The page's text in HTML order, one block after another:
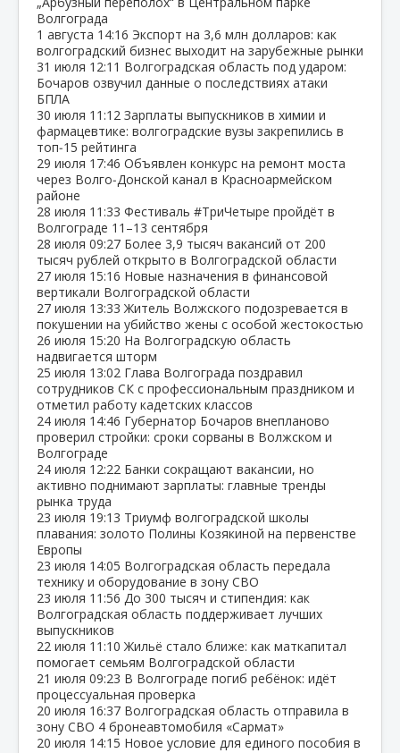
Волгограда
1 августа 14:16 Экспорт на 3,6 млн долларов: как
волгоградский бизнес выходит на зарубежные рынки
31 июля 12:11 Волгоградская область под ударом:
Бочаров озвучил данные о последствиях атаки
БПЛА
30 июля 11:12 Зарплаты выпускников в химии и
фармацевтике: волгоградские вузы закрепились в
топ‑15 рейтинга
29 июля 17:46 Объявлен конкурс на ремонт моста
через Волго‑Донской канал в Красноармейском
районе
28 июля 11:33 Фестиваль #ТриЧетыре пройдёт в
Волгограде 11–13 сентября
28 июля 09:27 Более 3,9 тысяч вакансий от 200
тысяч рублей открыто в Волгоградской области
27 июля 15:16 Новые назначения в финансовой
вертикали Волгоградской области
27 июля 13:33 Житель Волжского подозревается в
покушении на убийство жены с особой жестокостью
26 июля 15:20 На Волгоградскую область
надвигается шторм
25 июля 13:02 Глава Волгограда поздравил
сотрудников СК с профессиональным праздником и
отметил работу кадетских классов
24 июля 14:46 Губернатор Бочаров внепланово
проверил стройки: сроки сорваны в Волжском и
Волгограде
24 июля 12:22 Банки сокращают вакансии, но
активно поднимают зарплаты: главные тренды
рынка труда
23 июля 19:13 Триумф волгоградской школы
плавания: золото Полины Козякиной на первенстве
Европы
23 июля 14:05 Волгоградская область передала
технику и оборудование в зону СВО
23 июля 11:56 До 300 тысяч и стипендия: как
Волгоградская область поддерживает лучших
выпускников
22 июля 11:10 Жильё стало ближе: как маткапитал
помогает семьям Волгоградской области
21 июля 09:23 В Волгограде погиб ребёнок: идёт
процессуальная проверка
20 июля 16:37 Волгоградская область отправила в
зону СВО 4 бронеавтомобиля «Сармат»
20 июля 14:15 Новое условие для единого пособия в